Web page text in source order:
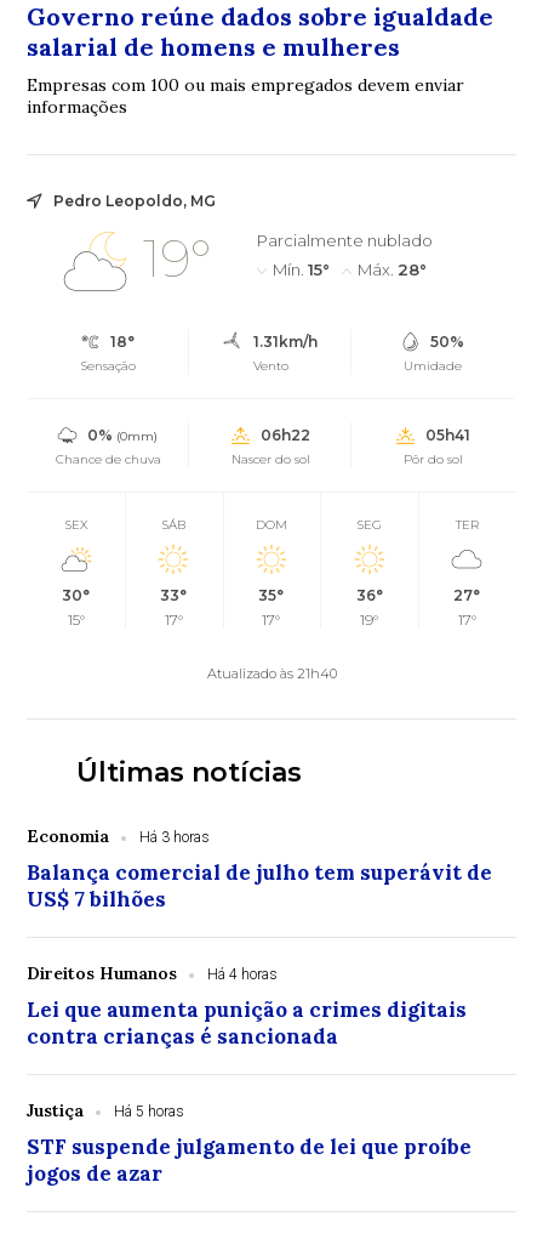
Governo reúne dados sobre igualdade
salarial de homens e mulheres
Empresas com 100 ou mais empregados devem enviar
informações
Pedro Leopoldo, MG
19°
Parcialmente nublado
Mín. 15° Máx. 28°
18°
Sensação
1.31km/h
Vento
50%
Umidade
0% (0mm)
Chance de chuva
06h22
Nascer do sol
05h41
Pôr do sol
SEX
30°
15°
SÁB
33°
17°
DOM
35°
17°
SEG
36°
19°
TER
27°
17°
Atualizado às 21h40
Últimas notícias
Economia Há 3 horas
Balança comercial de julho tem superávit de
US$ 7 bilhões
Direitos Humanos Há 4 horas
Lei que aumenta punição a crimes digitais
contra crianças é sancionada
Justiça Há 5 horas
STF suspende julgamento de lei que proíbe
jogos de azar